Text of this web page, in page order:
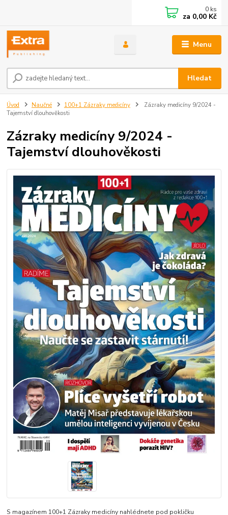
Menu
Hledat
0 ks
za 0,00 Kč
Úvod Naučné 100+1 Zázraky medicíny
Zázraky medicíny 9/2024 -
Tajemství dlouhověkosti
Zázraky medicíny 9/2024 -
Tajemství dlouhověkosti
S magazínem 100+1 Zázraky medicíny nahlédnete pod pokličku